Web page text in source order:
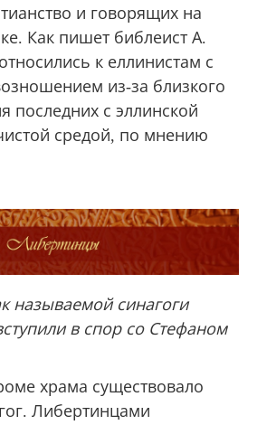
и говорящих на
Как пишет библеист А.
к еллинистам с
из-за близкого
последних с эллинской
средой, по мнению
называемой синагоги
в спор со Стефаном
храма существовало
Либертинцами